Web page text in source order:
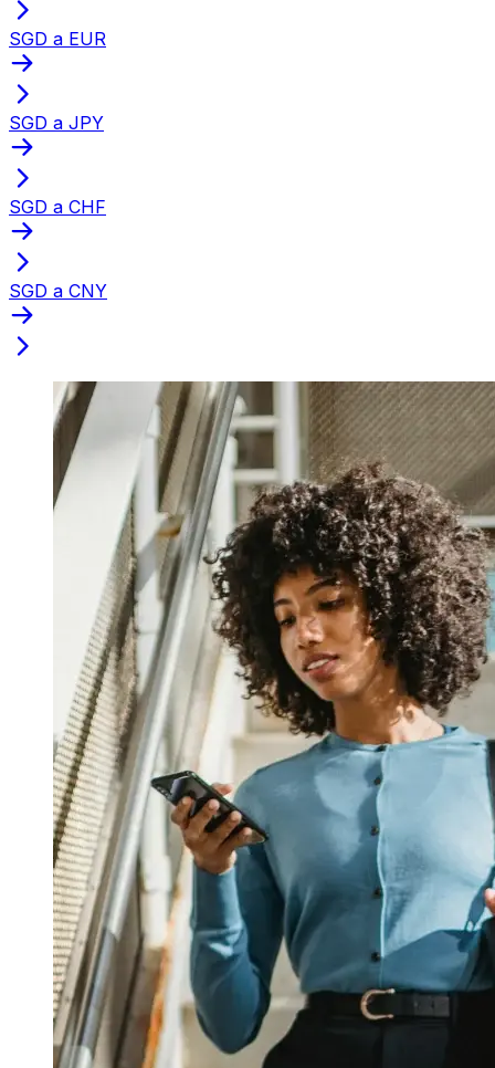
SGD a EUR
SGD a JPY
SGD a CHF
SGD a CNY